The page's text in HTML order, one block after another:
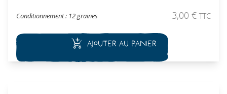
se récoltent à complète maturité pour être consommés cuits, en
soupe, en gratin, à l’aigre-doux. Ils se consomment aussi crus,
en Asie.
Conditionnement : 12 graines 3,00 € TTC
Ajouter au panier